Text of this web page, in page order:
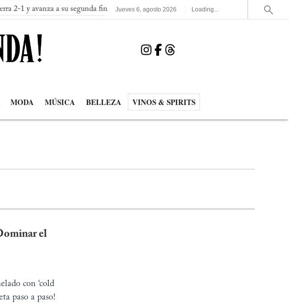
a su segunda final consecutiva del Mundial España elimina a Francia y jugará
Jueves 6,agosto 2026 Loading...
MODA MÚSICA BELLEZA VINOS & SPIRITS
el
con ‘cold
paso a paso!